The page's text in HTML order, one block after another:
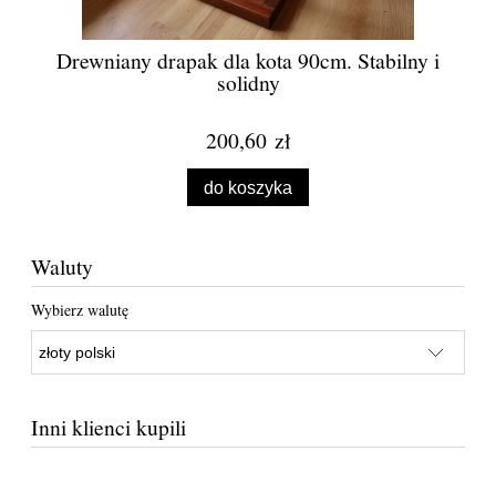
Drewniany drapak dla kota 90cm. Stabilny i
solidny
200,60 zł
do koszyka
Waluty
Wybierz walutę
Inni klienci kupili